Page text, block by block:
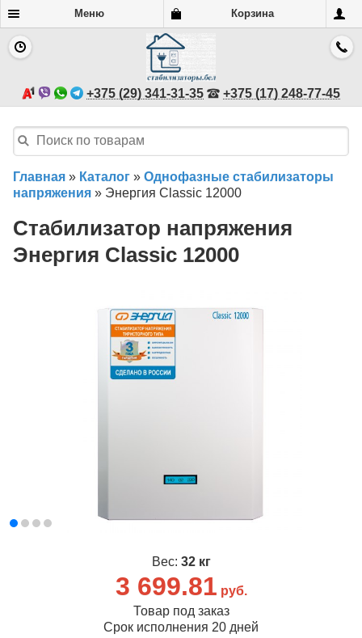
Меню Корзина
+375 (29) 341-31-35 +375 (17) 248-77-45
Главная » Каталог » Однофазные стабилизаторы
напряжения » Энергия Classic 12000
Стабилизатор напряжения
Энергия Classic 12000
Вес: 32 кг
3 699.81 руб.
Товар под заказ
Срок исполнения 20 дней